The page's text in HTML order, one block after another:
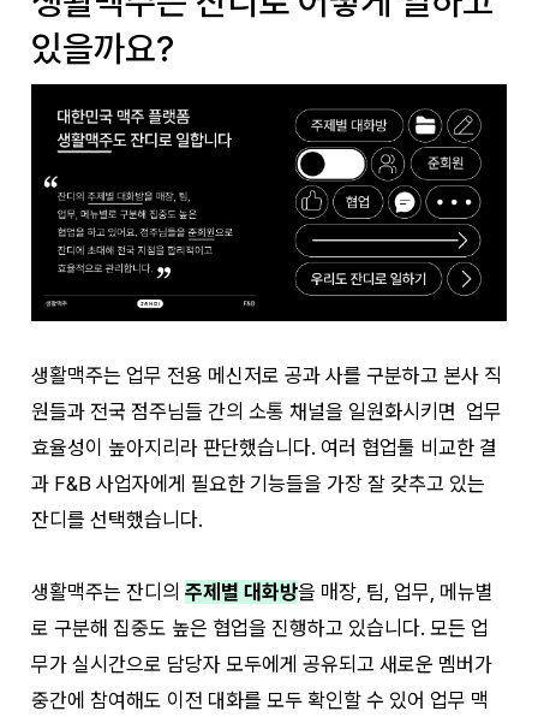
있을까요?
생활맥주는 업무 전용 메신저로 공과 사를 구분하고 본사 직
원들과 전국 점주님들 간의 소통 채널을 일원화시키면 업무
효율성이 높아지리라 판단했습니다. 여러 협업툴 비교한 결
과 F&B 사업자에게 필요한 기능들을 가장 잘 갖추고 있는
잔디를 선택했습니다.
생활맥주는 잔디의주제별 대화방을 매장, 팀, 업무, 메뉴별
로 구분해 집중도 높은 협업을 진행하고 있습니다. 모든 업
무가 실시간으로 담당자 모두에게 공유되고 새로운 멤버가
중간에 참여해도 이전 대화를 모두 확인할 수 있어 업무 맥